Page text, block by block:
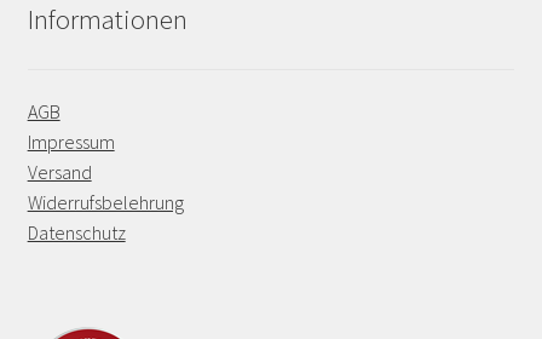
Informationen
AGB
Impressum
Versand
Widerrufsbelehrung
Datenschutz